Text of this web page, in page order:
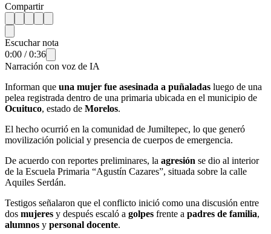
Compartir
Escuchar nota
0:00 /0:36
Narración con voz de IA
Informan que una mujer fue asesinada a puñaladas luego de una
pelea registrada dentro de una primaria ubicada en el municipio de
Ocuituco, estado de Morelos.
El hecho ocurrió en la comunidad de Jumiltepec, lo que generó
movilización policial y presencia de cuerpos de emergencia.
De acuerdo con reportes preliminares, la agresión se dio al interior
de la Escuela Primaria “Agustín Cazares”, situada sobre la calle
Aquiles Serdán.
Testigos señalaron que el conflicto inició como una discusión entre
dos mujeres y después escaló a golpes frente a padres de familia,
alumnos y personal docente.